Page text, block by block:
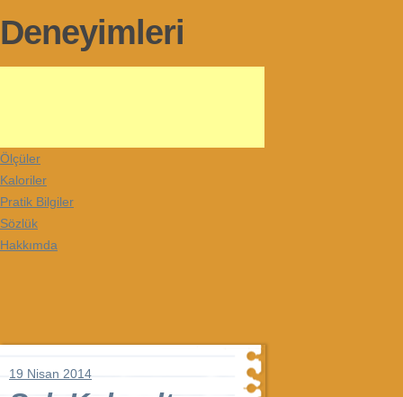
Deneyimleri
Ölçüler
Kaloriler
Pratik Bilgiler
Sözlük
Hakkımda
19 Nisan 2014